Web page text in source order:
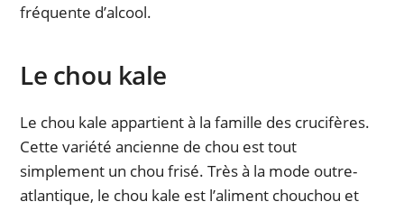
fréquente d’alcool.
Le chou kale
Le chou kale appartient à la famille des crucifères.
Cette variété ancienne de chou est tout
simplement un chou frisé. Très à la mode outre-
atlantique, le chou kale est l’aliment chouchou et